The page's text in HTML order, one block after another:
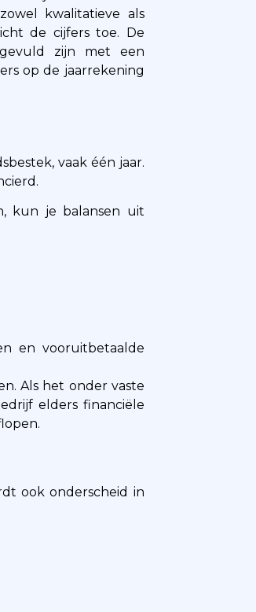
kwalitatieve als
de cijfers toe. De
zijn met een
op de jaarrekening
vaak één jaar.
kun je balansen uit
en vooruitbetaalde
Als het onder vaste
elders financiële
ook onderscheid in